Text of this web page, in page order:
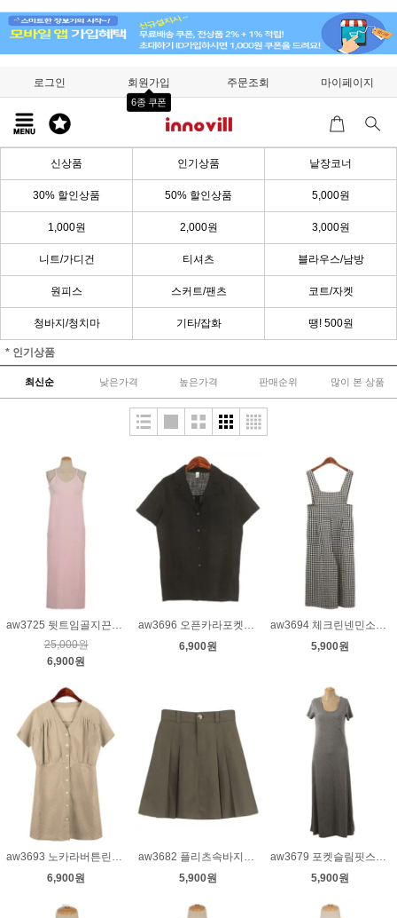
로그인 회원가입
6종 쿠폰
주문조회 마이페이지
신상품 인기상품 낱장코너
30% 할인상품 50% 할인상품 5,000원
1,000원 2,000원 3,000원
니트/가디건 티셔츠 블라우스/남방
원피스 스커트/팬츠 코트/자켓
청바지/청치마 기타/잡화 땡! 500원
* 인기상품
최신순 낮은가격 높은가격 판매순위 많이 본 상품
aw3725 뒷트임골지끈나시원피스_핑크
25,000원
6,900원
aw3696 오픈카라포켓린넨남방_블랙
6,900원
aw3694 체크린넨민소매점프수트_블랙
5,900원
6,900원
5,900원
5,900원